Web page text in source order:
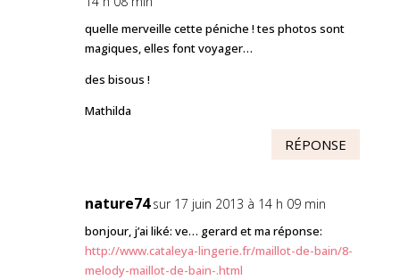
quelle merveille cette péniche ! tes photos sont
magiques, elles font voyager…
des bisous !
Mathilda
RÉPONSE
nature74 sur 17 juin 2013 à 14 h 09 min
bonjour, j’ai liké: ve… gerard et ma réponse:
http://www.cataleya-lingerie.fr/maillot-de-bain/8-
melody-maillot-de-bain-.html